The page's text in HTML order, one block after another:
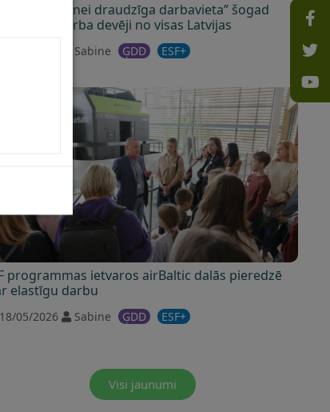
“Ģimenei draudzīga darbavieta” šogad
30 darba devēji no visas Latvijas
Sabine ĢDD ESF+
programmas ietvaros airBaltic dalās pieredzē
elastīgu darbu
18/05/2026 Sabine ĢDD ESF+
Visi jaunumi